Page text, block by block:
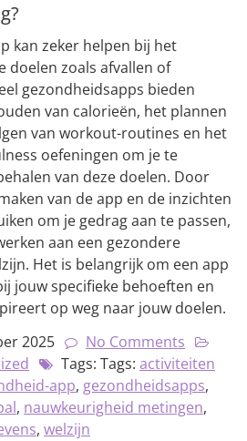
kan zeker helpen bij het
doelen zoals afvallen of
gezondheidsapps bieden
van calorieën, het plannen
van workout-routines en het
oefeningen om je te
van deze doelen. Door
van de app en de inzichten
om je gedrag aan te passen,
aan een gezondere
Het is belangrijk om een app
jouw specifieke behoeften en
op weg naar jouw doelen.
2025
No Comments
Tags: Tags: activiteiten
app, gezondheidsapps,
, nauwkeurigheid metingen,
, welzijn